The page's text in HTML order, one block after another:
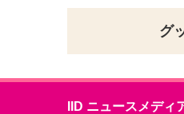
グ
IID ニュースメディ